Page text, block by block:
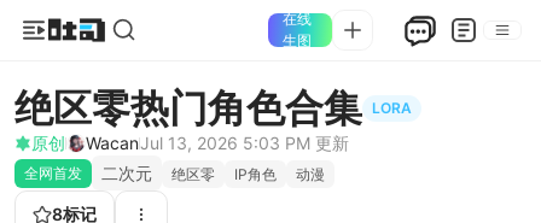
在线
生图
绝区零热门角色合集 LORA
原创 WacanJul 13, 2026 5:03 PM 更新
全网首发 二次元 绝区零 IP角色 动漫
8标记